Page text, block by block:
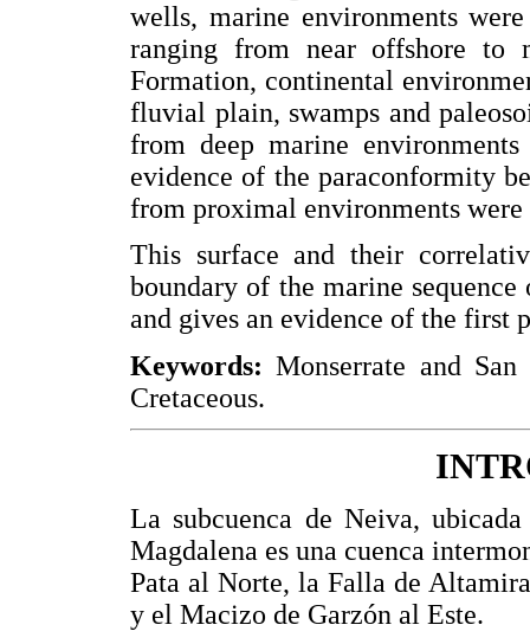
wells, marine environments
ranging from near offshore to
Formation, continental
fluvial plain, swamps and
from deep marine
evidence of the paraconformity
from proximal environments were
This surface and their
boundary of the marine
and gives an evidence of the first
Keywords: Monserrate and
Cretaceous.
La subcuenca de Neiva,
Magdalena es una cuenca
Pata al Norte, la Falla de
y el Macizo de Garzón al Este.